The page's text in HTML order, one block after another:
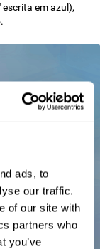
ads, to
our traffic.
of our site with
partners who
you’ve
em azul),